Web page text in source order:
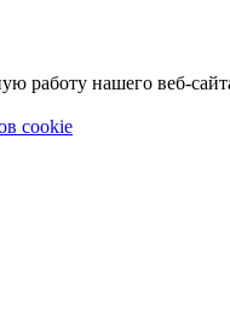
работу нашего веб-
cookie